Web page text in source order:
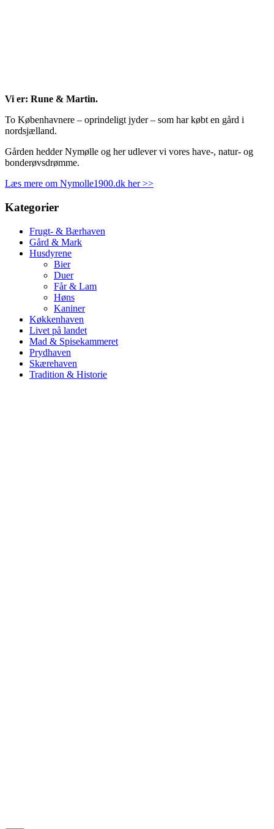
Vi er: Rune & Martin.
To Københavnere – oprindeligt jyder – som har købt en gård i
nordsjælland.
Gården hedder Nymølle og her udlever vi vores have-, natur- og
bonderøvsdrømme.
Læs mere om Nymolle1900.dk her >>
Kategorier
Frugt- & Bærhaven
Gård & Mark
Husdyrene
Bier
Duer
Får & Lam
Høns
Kaniner
Køkkenhaven
Livet på landet
Mad & Spisekammeret
Prydhaven
Skærehaven
Tradition & Historie